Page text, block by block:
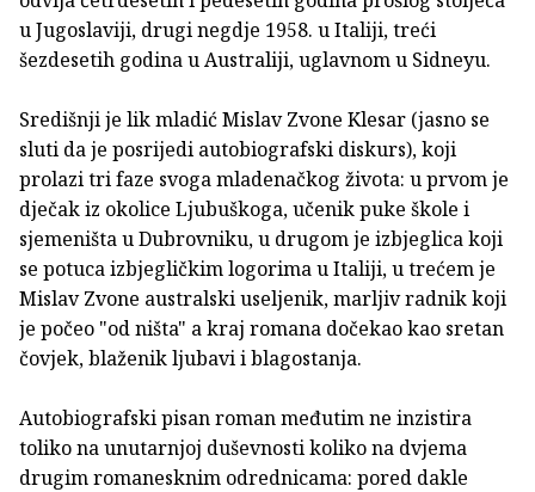
u Jugoslaviji, drugi negdje 1958. u Italiji, treći
šezdesetih godina u Australiji, uglavnom u Sidneyu.
Središnji je lik mladić Mislav Zvone Klesar (jasno se
sluti da je posrijedi autobiografski diskurs), koji
prolazi tri faze svoga mladenačkog života: u prvom je
dječak iz okolice Ljubuškoga, učenik puke škole i
sjemeništa u Dubrovniku, u drugom je izbjeglica koji
se potuca izbjegličkim logorima u Italiji, u trećem je
Mislav Zvone australski useljenik, marljiv radnik koji
je počeo "od ništa" a kraj romana dočekao kao sretan
čovjek, blaženik ljubavi i blagostanja.
Autobiografski pisan roman međutim ne inzistira
toliko na unutarnjoj duševnosti koliko na dvjema
drugim romanesknim odrednicama: pored dakle